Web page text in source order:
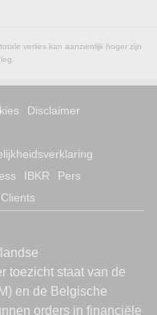
verlies kan aanzienlijk hoger zijn
Disclaimer
IBKR
Pers